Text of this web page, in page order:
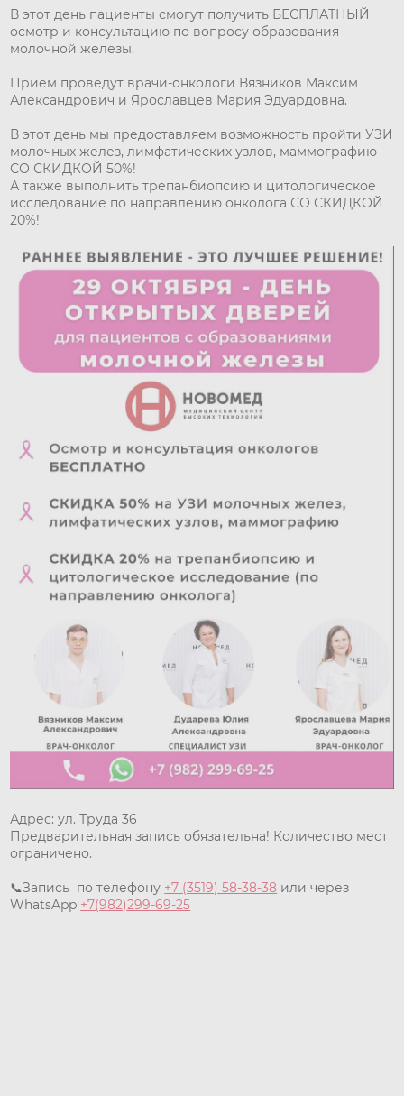
В этот день пациенты смогут получить БЕСПЛАТНЫЙ
осмотр и консультацию по вопросу образования
молочной железы.
Приём проведут врачи-онкологи Вязников Максим
Александрович и Ярославцев Мария Эдуардовна.
В этот день мы предоставляем возможность пройти УЗИ
молочных желез, лимфатических узлов, маммографию
СО СКИДКОЙ 50%!
А также выполнить трепанбиопсию и цитологическое
исследование по направлению онколога СО СКИДКОЙ
20%!
Адрес: ул. Труда 36
Предварительная запись обязательна! Количество мест
ограничено.
📞Запись по телефону +7 (3519) 58-38-38 или через
WhatsApp +7(982)299-69-25